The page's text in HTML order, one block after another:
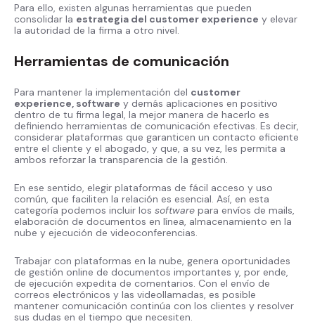
Para ello, existen algunas herramientas que pueden
consolidar la estrategia del customer experience y elevar
la autoridad de la firma a otro nivel.
Herramientas de comunicación
Para mantener la implementación del customer
experience, software y demás aplicaciones en positivo
dentro de tu firma legal, la mejor manera de hacerlo es
definiendo herramientas de comunicación efectivas. Es decir,
considerar plataformas que garanticen un contacto eficiente
entre el cliente y el abogado, y que, a su vez, les permita a
ambos reforzar la transparencia de la gestión.
En ese sentido, elegir plataformas de fácil acceso y uso
común, que faciliten la relación es esencial. Así, en esta
categoría podemos incluir los software para envíos de mails,
elaboración de documentos en línea, almacenamiento en la
nube y ejecución de videoconferencias.
Trabajar con plataformas en la nube, genera oportunidades
de gestión online de documentos importantes y, por ende,
de ejecución expedita de comentarios. Con el envío de
correos electrónicos y las videollamadas, es posible
mantener comunicación continúa con los clientes y resolver
sus dudas en el tiempo que necesiten.